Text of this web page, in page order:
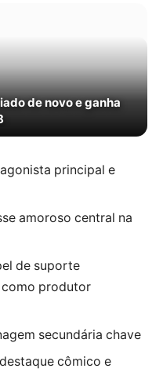
de novo e ganha
principal e
amoroso central na
de suporte
produtor
secundária chave
cômico e